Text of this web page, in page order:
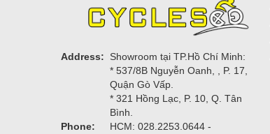
Address:
Showroom tại TP.Hồ Chí Minh:
* 537/8B Nguyễn Oanh, , P. 17,
Quận Gò Vấp.
* 321 Hồng Lạc, P. 10, Q. Tân
Bình.
Phone:
HCM: 028.2253.0644 -